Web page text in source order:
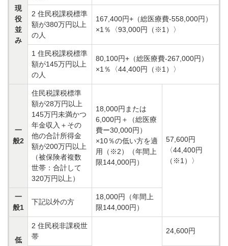
現
役
並
み
2 住民税課税標準
額が380万円以上
の人
167,400円+（総医療費-558,000円）
×1％〈93,000円（※1）〉
1 住民税課税標準
額が145万円以上
の人
80,100円+（総医療費-267,000円）
×1％〈44,400円（※1）〉
一
般2
住民税課税標準
額が28万円以上
145万円未満かつ
年金収入＋その
他の合計所得金
額が200万円以上
（被保険者複数
世帯：合計して
320万円以上）
18,000円または
6,000円＋（総医療
費ー30,000円）
×10％の低い方を適
用（※2）（年間上
限144,000円）
57,600円
〈44,400円
（※1）〉
一
般1
下記以外の方
18,000円（年間上
限144,000円）
低
2 住民税非課税世
帯
24,600円